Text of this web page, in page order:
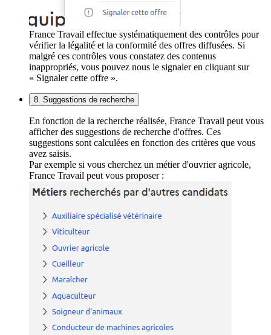
France Travail effectue systématiquement des contrôles pour
vérifier la légalité et la conformité des offres diffusées. Si
malgré ces contrôles vous constatez des contenus
inappropriés, vous pouvez nous le signaler en cliquant sur
« Signaler cette offre ».
8. Suggestions de recherche
En fonction de la recherche réalisée, France Travail peut vous
afficher des suggestions de recherche d'offres. Ces
suggestions sont calculées en fonction des critères que vous
avez saisis.
Par exemple si vous cherchez un métier d'ouvrier agricole,
France Travail peut vous proposer :